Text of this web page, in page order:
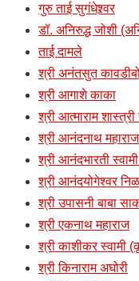
गुरु ताई सुगंधेश्र्वर
डॉ. अनिरुद्ध जोशी
ताई दामले
श्री अनंतसुत
श्री आगाशे काका
श्री आत्माराम
श्री आनंदनाथ महाराज
श्री आनंदभारती
श्री आनंदयोगेश्वर
श्री उपासनी बाबा
श्री एकनाथ महाराज
श्री काशीकर स्वामी
श्री किनाराम अघोरी